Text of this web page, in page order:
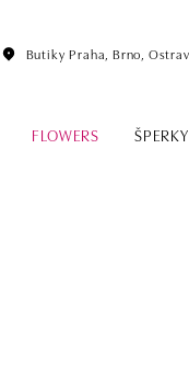
Butiky Praha, Brno,
FLOWERS ŠPERKY